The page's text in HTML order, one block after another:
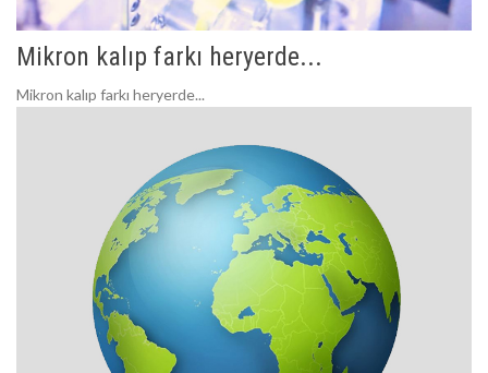
Mikron kalıp farkı heryerde...
Mikron kalıp farkı heryerde...